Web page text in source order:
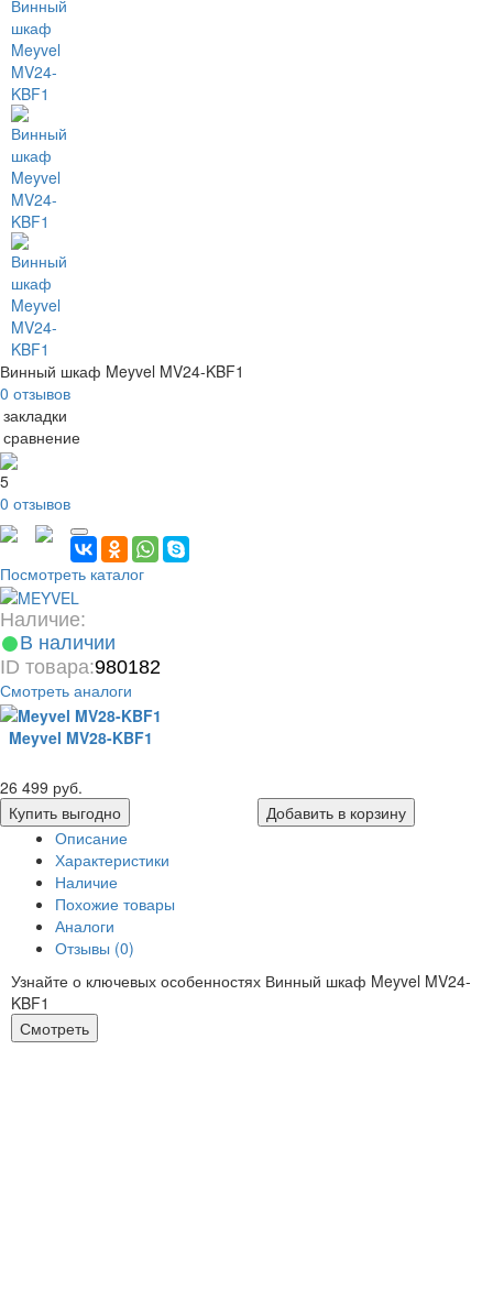
Винный шкаф Meyvel MV24-KBF1
0 отзывов
5
0 отзывов
Посмотреть каталог
Наличие:
В наличии
ID товара:980182
Смотреть аналоги
Meyvel MV28-KBF1
26 499 руб.
Купить выгодно
Добавить в корзину
Описание
Характеристики
Наличие
Похожие товары
Аналоги
Отзывы (0)
Узнайте о ключевых особенностях Винный шкаф Meyvel MV24-
KBF1
Смотреть